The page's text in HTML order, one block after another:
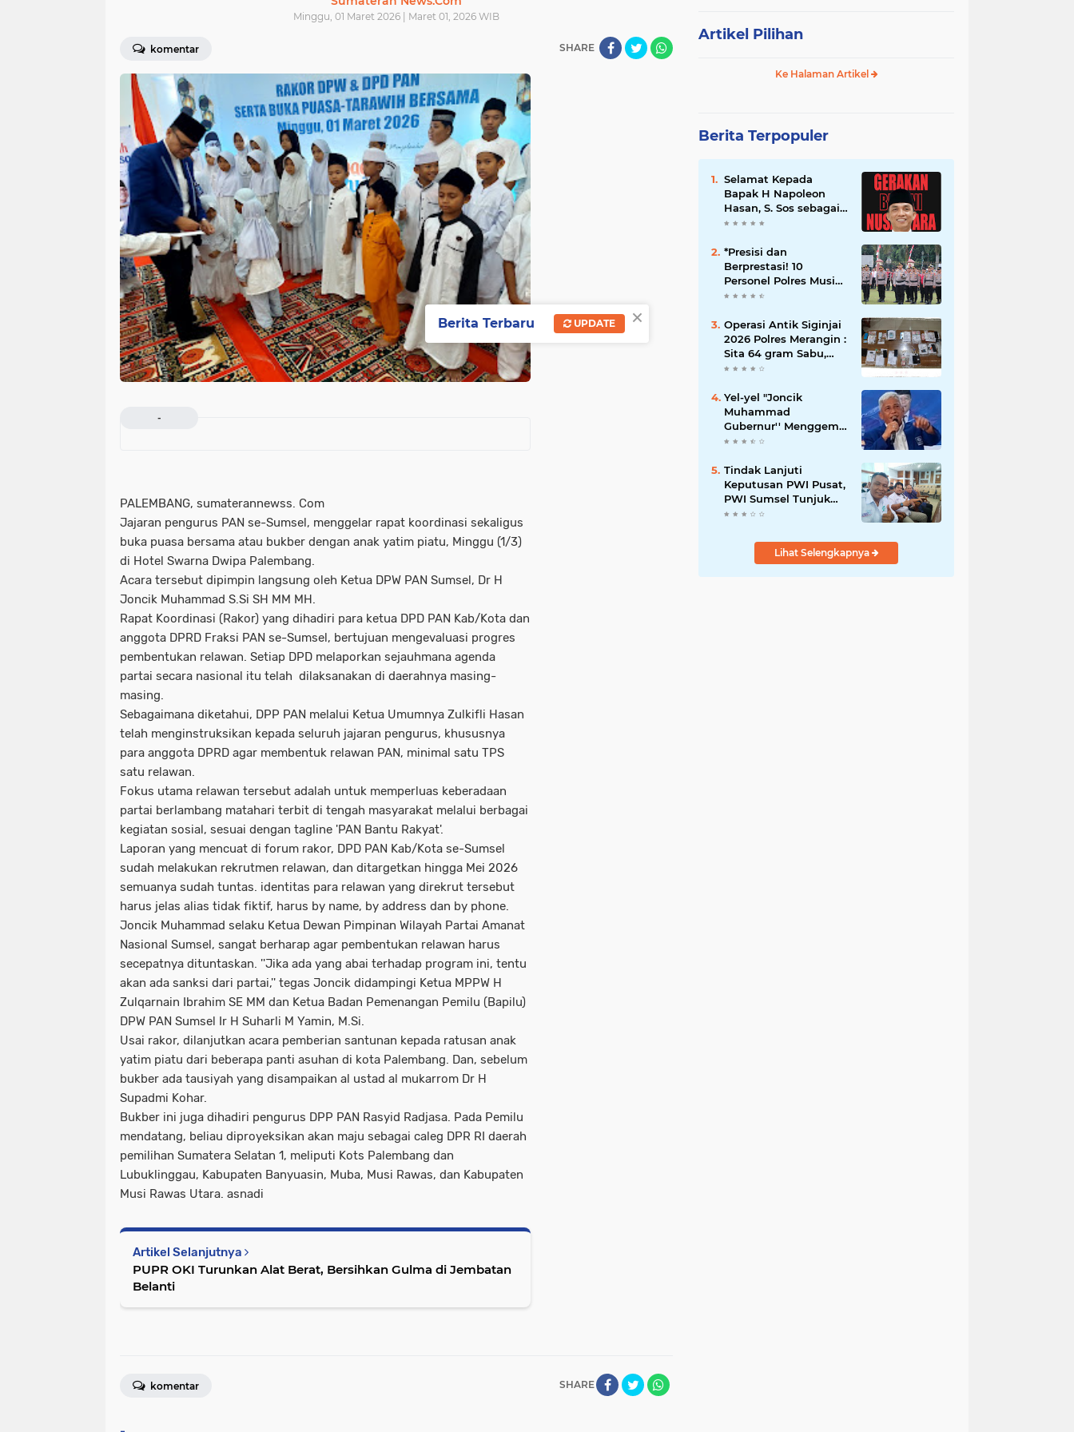
Minggu, 01 Maret 2026 | Maret 01, 2026 WIB
komentar SHARE
-
PALEMBANG, sumaterannewss. Com
Jajaran pengurus PAN se-Sumsel, menggelar rapat koordinasi sekaligus
buka puasa bersama atau bukber dengan anak yatim piatu, Minggu (1/3)
di Hotel Swarna Dwipa Palembang.
Acara tersebut dipimpin langsung oleh Ketua DPW PAN Sumsel, Dr H
Joncik Muhammad S.Si SH MM MH.
Rapat Koordinasi (Rakor) yang dihadiri para ketua DPD PAN Kab/Kota dan
anggota DPRD Fraksi PAN se-Sumsel, bertujuan mengevaluasi progres
pembentukan relawan. Setiap DPD melaporkan sejauhmana agenda
partai secara nasional itu telah dilaksanakan di daerahnya masing-
masing.
Sebagaimana diketahui, DPP PAN melalui Ketua Umumnya Zulkifli Hasan
telah menginstruksikan kepada seluruh jajaran pengurus, khususnya
para anggota DPRD agar membentuk relawan PAN, minimal satu TPS
satu relawan.
Fokus utama relawan tersebut adalah untuk memperluas keberadaan
partai berlambang matahari terbit di tengah masyarakat melalui berbagai
kegiatan sosial, sesuai dengan tagline 'PAN Bantu Rakyat'.
Laporan yang mencuat di forum rakor, DPD PAN Kab/Kota se-Sumsel
sudah melakukan rekrutmen relawan, dan ditargetkan hingga Mei 2026
semuanya sudah tuntas. identitas para relawan yang direkrut tersebut
harus jelas alias tidak fiktif, harus by name, by address dan by phone.
Joncik Muhammad selaku Ketua Dewan Pimpinan Wilayah Partai Amanat
Nasional Sumsel, sangat berharap agar pembentukan relawan harus
secepatnya dituntaskan. ''Jika ada yang abai terhadap program ini, tentu
akan ada sanksi dari partai,'' tegas Joncik didampingi Ketua MPPW H
Zulqarnain Ibrahim SE MM dan Ketua Badan Pemenangan Pemilu (Bapilu)
DPW PAN Sumsel Ir H Suharli M Yamin, M.Si.
Usai rakor, dilanjutkan acara pemberian santunan kepada ratusan anak
yatim piatu dari beberapa panti asuhan di kota Palembang. Dan, sebelum
bukber ada tausiyah yang disampaikan al ustad al mukarrom Dr H
Supadmi Kohar.
Bukber ini juga dihadiri pengurus DPP PAN Rasyid Radjasa. Pada Pemilu
mendatang, beliau diproyeksikan akan maju sebagai caleg DPR RI daerah
pemilihan Sumatera Selatan 1, meliputi Kots Palembang dan
Lubuklinggau, Kabupaten Banyuasin, Muba, Musi Rawas, dan Kabupaten
Musi Rawas Utara. asnadi
Artikel Selanjutnya
PUPR OKI Turunkan Alat Berat, Bersihkan Gulma di Jembatan
Belanti
SHARE
komentar
Artikel Pilihan
Ke Halaman Artikel
Berita Terpopuler
Selamat Kepada
Bapak H Napoleon
Hasan, S. Sos sebagai
Ketua DPD G. BRAN
*Presisi dan
Berprestasi! 10
Personel Polres Musi
Rawas Raih
Bergengsi dari
Kapolda Sumsel*
Operasi Antik Siginjai
2026 Polres Merangin :
Sita 64 gram Sabu,
42,46 gram Ganja, 5
Amankan 21 Orang
Tersangka
Yel-yel "Joncik
Muhammad
Gubernur'' Menggems
di Seantero Sumsel
Tindak Lanjuti
Keputusan PWI Pusat,
PWI Sumsel Tunjuk
Ishak Nasroni sebagai
Selatan
Lihat Selengkapnya
×
Berita Terbaru UPDATE